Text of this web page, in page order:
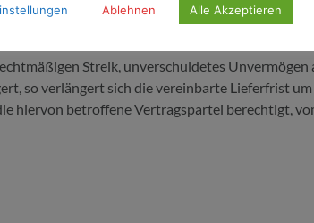
Streik, unverschuldetes Unvermögen
so verlängert sich die vereinbarte Lieferfrist
hiervon betroffene Vertragspartei berechtigt,
Ablehnen Alle Akzeptieren